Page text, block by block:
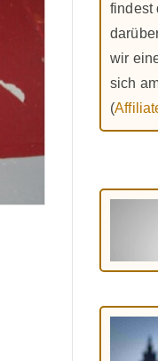
findest
wir
sich
(